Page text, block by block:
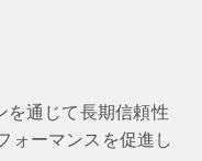
を通じて長期信頼性
ォーマンスを促進し